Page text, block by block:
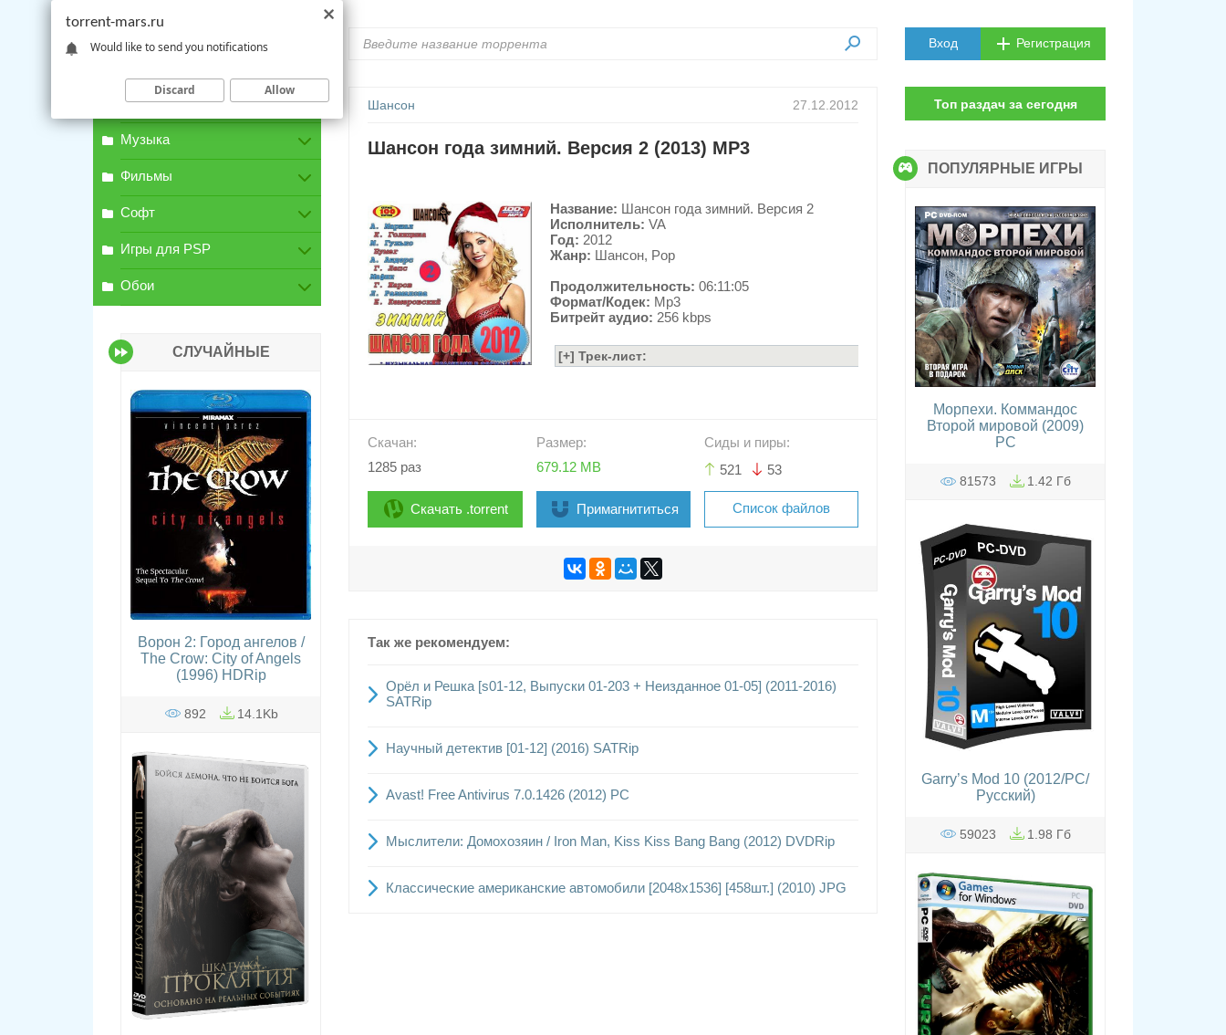
Шансон 27.12.2012
Шансон года зимний. Версия 2 (2013) MP3
Название: Шансон года зимний. Версия 2
Исполнитель: VA
Год: 2012
Жанр: Шансон, Pop
Продолжительность: 06:11:05
Формат/Кодек: Mp3
Битрейт аудио: 256 kbps
Скачан:
1285 раз
Скачать .torrent
Размер:
679.12 MB
Примагнититься
Сиды и пиры:
521
53
Список файлов
Так же рекомендуем:
Орёл и Решка [s01-12, Выпуски 01-203 + Неизданное 01-05] (2011-2016)
SATRip
Научный детектив [01-12] (2016) SATRip
Avast! Free Antivirus 7.0.1426 (2012) PC
Мыслители: Домохозяин / Iron Man, Kiss Kiss Bang Bang (2012) DVDRip
Классические американские автомобили [2048x1536] [458шт.] (2010) JPG
Вход Регистрация
Топ раздач за сегодня
ПОПУЛЯРНЫЕ ИГРЫ
Морпехи. Коммандос
Второй мировой (2009)
PC
81573 1.42 Гб
Garry’s Mod 10 (2012/PC/
Русский)
59023 1.98 Гб
Игры для PC
Музыка
Фильмы
Софт
Игры для PSP
Обои
СЛУЧАЙНЫЕ
Ворон 2: Город ангелов /
The Crow: City of Angels
(1996) HDRip
892 14.1Kb
torrent-mars.ru
Would like to send you notifications
Discard Allow